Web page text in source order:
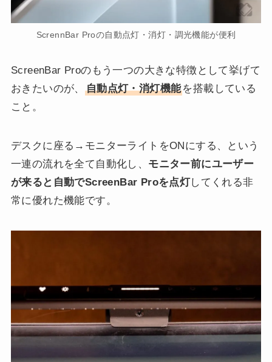
ScrennBar Proの自動点灯・消灯・調光機能が便利
ScreenBar Proのもう一つの大きな特徴として挙げて
おきたいのが、
自動点灯・消灯機能を搭載している
こと。
デスクに座る→モニターライトをONにする、という
一連の流れを全て自動化し、 モニター前にユーザー
が来ると自動でScreenBar Proを点灯してくれる非
常に優れた機能です。